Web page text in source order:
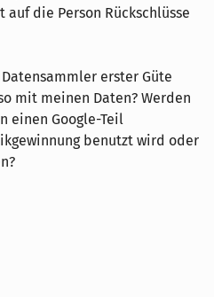
die Person Rückschlüsse
erster Güte
mit meinen Daten? Werden
einen Google-Teil
benutzt wird oder